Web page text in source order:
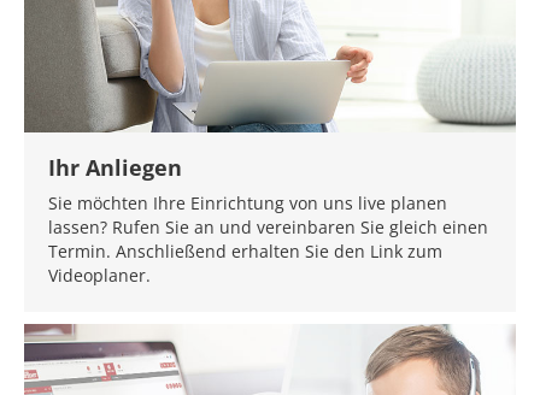
Ihr Anliegen
Sie möchten Ihre Einrichtung von uns live planen
lassen? Rufen Sie an und vereinbaren Sie gleich einen
Termin. Anschließend erhalten Sie den Link zum
Videoplaner.